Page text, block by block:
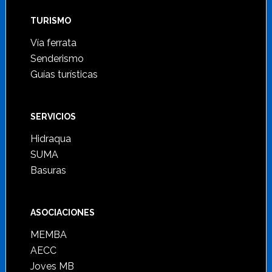
TURISMO
Vía ferrata
Senderismo
Guías turísticas
SERVICIOS
Hidraqua
SUMA
Basuras
ASOCIACIONES
MEMBA
AECC
Joves MB